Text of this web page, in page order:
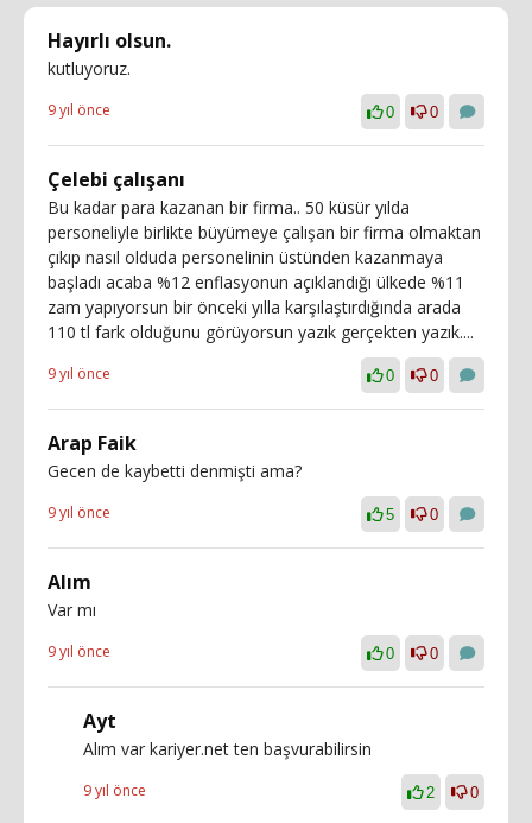
Hayırlı olsun.
kutluyoruz.
9 yıl önce 0 0
Çelebi çalışanı
Bu kadar para kazanan bir firma.. 50 küsür yılda
personeliyle birlikte büyümeye çalışan bir firma olmaktan
çıkıp nasıl olduda personelinin üstünden kazanmaya
başladı acaba %12 enflasyonun açıklandığı ülkede %11
zam yapıyorsun bir önceki yılla karşılaştırdığında arada
110 tl fark olduğunu görüyorsun yazık gerçekten yazık....
9 yıl önce 0 0
Arap Faik
Gecen de kaybetti denmişti ama?
9 yıl önce 5 0
Alım
Var mı
9 yıl önce 0 0
Ayt
Alım var kariyer.net ten başvurabilirsin
9 yıl önce 2 0